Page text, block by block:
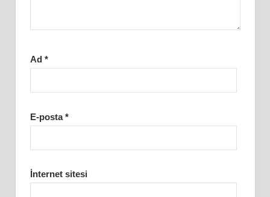
Ad *
E-posta*
İnternet sitesi